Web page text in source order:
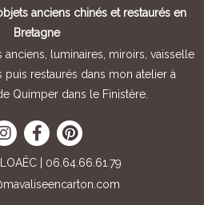
anciens chinés et restaurés en
Bretagne
anciens, luminaires, miroirs, vaisselle
puis restaurés dans mon atelier à
Quimper dans le Finistère.
| 06.64.66.61.79